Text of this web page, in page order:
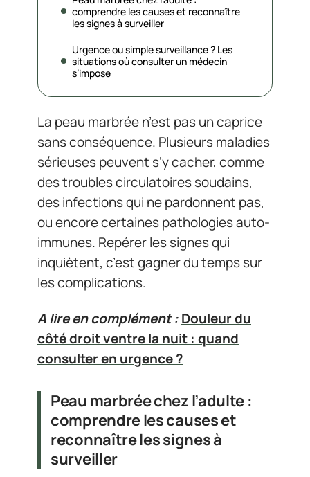
comprendre les causes et reconnaître
les signes à surveiller
Urgence ou simple surveillance ? Les
situations où consulter un médecin
s’impose
La peau marbrée n’est pas un caprice
sans conséquence. Plusieurs maladies
sérieuses peuvent s’y cacher, comme
des troubles circulatoires soudains,
des infections qui ne pardonnent pas,
ou encore certaines pathologies auto-
immunes. Repérer les signes qui
inquiètent, c’est gagner du temps sur
les complications.
A lire en complément :Douleur du
côté droit ventre la nuit : quand
consulter en urgence ?
Peau marbrée chez l’adulte :
comprendre les causes et
reconnaître les signes à
surveiller